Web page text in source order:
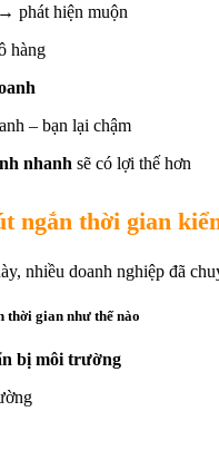
phát hiện muộn
hàng
– bạn lại chậm
nhanh sẽ có lợi thế hơn
ngắn thời gian
nhiều doanh nghiệp đã
thời gian như thế nào
bị môi trường